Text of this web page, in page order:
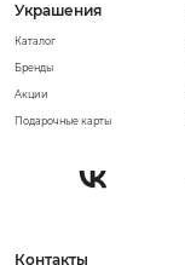
Украшения
Каталог
Бренды
Акции
Подарочные карты
Контакты